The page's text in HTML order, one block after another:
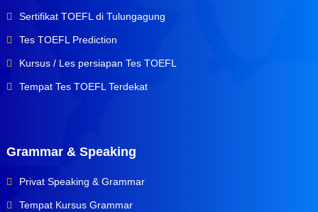
Sertifikat TOEFL di Tulungagung
Tes TOEFL Prediction
Kursus / Les persiapan Tes TOEFL
Tempat Tes TOEFL Terdekat
Grammar & Speaking
Privat Speaking & Grammar
Tempat Kursus Grammar